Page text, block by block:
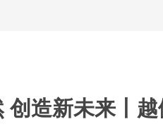
创造新未来丨